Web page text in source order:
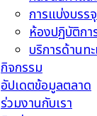
การแบ่งบรร
ห้องปฏิบัติก
บริการด้านท
กิจกรรม
อัปเดตข้อมูลตลาด
ร่วมงานกับเรา